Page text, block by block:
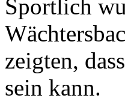
Sportlich
zeigten,
sein kann.